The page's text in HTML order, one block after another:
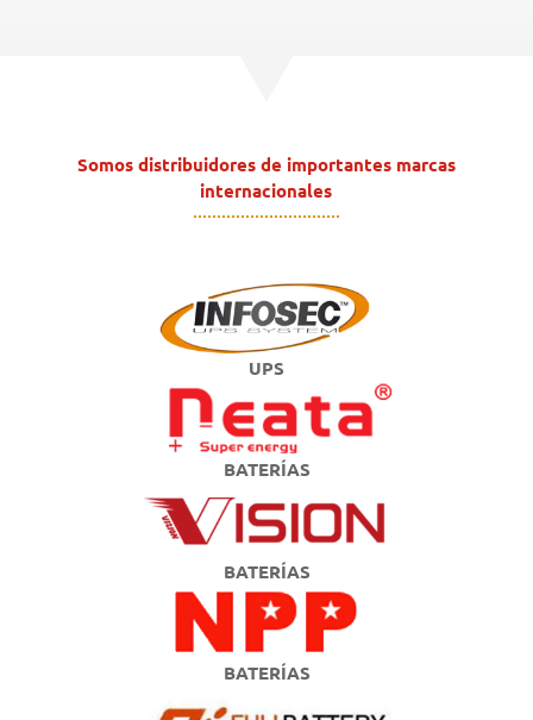
Somos distribuidores de importantes marcas
internacionales
UPS
BATERÍAS
BATERÍAS
BATERÍAS